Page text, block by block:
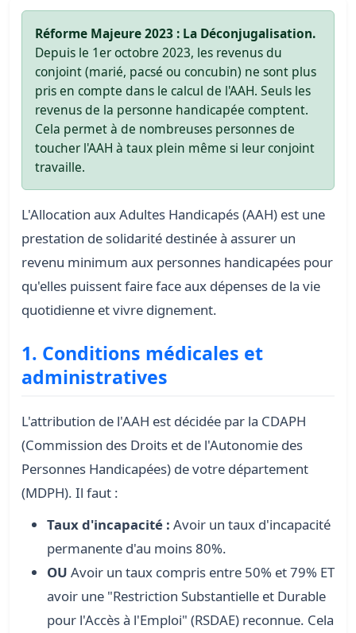
Réforme Majeure 2023 : La Déconjugalisation.
Depuis le 1er octobre 2023, les revenus du
conjoint (marié, pacsé ou concubin) ne sont plus
pris en compte dans le calcul de l'AAH. Seuls les
revenus de la personne handicapée comptent.
Cela permet à de nombreuses personnes de
toucher l'AAH à taux plein même si leur conjoint
travaille.
L'Allocation aux Adultes Handicapés (AAH) est une
prestation de solidarité destinée à assurer un
revenu minimum aux personnes handicapées pour
qu'elles puissent faire face aux dépenses de la vie
quotidienne et vivre dignement.
1. Conditions médicales et
administratives
L'attribution de l'AAH est décidée par la CDAPH
(Commission des Droits et de l'Autonomie des
Personnes Handicapées) de votre département
(MDPH). Il faut :
Taux d'incapacité : Avoir un taux d'incapacité
permanente d'au moins 80%.
OU Avoir un taux compris entre 50% et 79% ET
avoir une "Restriction Substantielle et Durable
pour l'Accès à l'Emploi" (RSDAE) reconnue. Cela